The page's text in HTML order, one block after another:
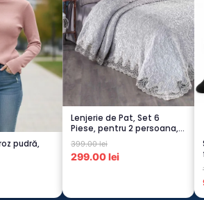
pudră,
Lenjerie de Pat, Set 6
Piese, pentru 2 persoana,
GRI -1...
399.00 lei
299.00 lei